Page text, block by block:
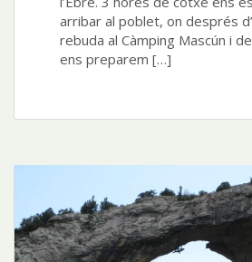
arribar al poblet, on després
rebuda al Càmping Mascún i
ens preparem […]